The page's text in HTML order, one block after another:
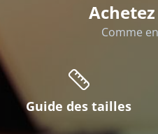
Comme
Guide des tailles